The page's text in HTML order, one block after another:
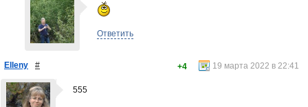
Ответить
Elleny # 19 марта 2022 в 22:41
+4
555